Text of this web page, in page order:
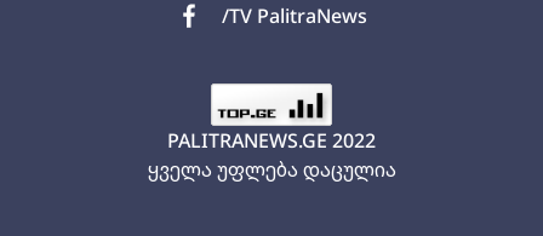
/TV PalitraNews
PALITRANEWS.GE 2022
ყველა უფლება დაცულია